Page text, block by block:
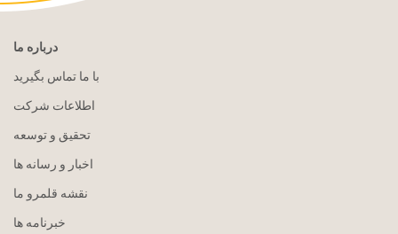
درباره ما
با ما تماس بگیرید
اطلاعات شرکت
تحقیق و توسعه
اخبار و رسانه ها
نقشه قلمرو ما
خبرنامه ها